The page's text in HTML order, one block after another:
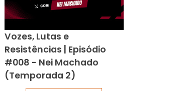
Vozes, Lutas e
Resistências | Episódio
#008 - Nei Machado
(Temporada 2)